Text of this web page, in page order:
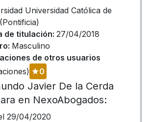
Universidad Católica de
de titulación: 27/04/2018
Masculino
de otros usuarios
0
Javier De la Cerda
en NexoAbogados:
29/04/2020